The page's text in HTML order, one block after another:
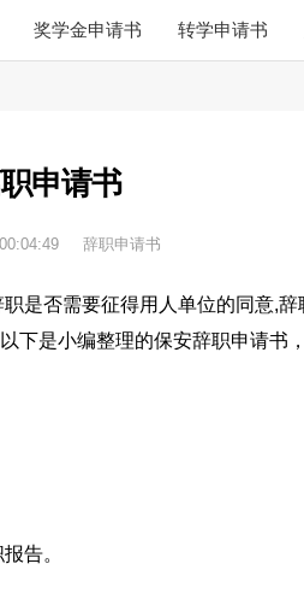
奖学金申请书 转学申请书
申请书
辞职申请书
是否需要征得用人单位的同意,
下是小编整理的保安辞职申请书
告。